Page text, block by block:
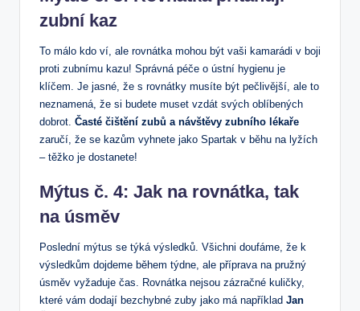
zubní kaz
To málo kdo ví, ale rovnátka mohou být vaši kamarádi v boji
proti zubnímu kazu! Správná péče o ústní hygienu je
klíčem. Je jasné, že s rovnátky musíte být pečlivější, ale to
neznamená, že si budete muset vzdát svých oblíbených
dobrot. Časté čištění zubů a návštěvy zubního lékaře
zaručí, že se kazům vyhnete jako Spartak v běhu na lyžích
– těžko je dostanete!
Mýtus č. 4: Jak na rovnátka, tak
na úsměv
Poslední mýtus se týká výsledků. Všichni doufáme, že k
výsledkům dojdeme během týdne, ale příprava na pružný
úsměv vyžaduje čas. Rovnátka nejsou zázračné kuličky,
které vám dodají bezchybné zuby jako má například Jan